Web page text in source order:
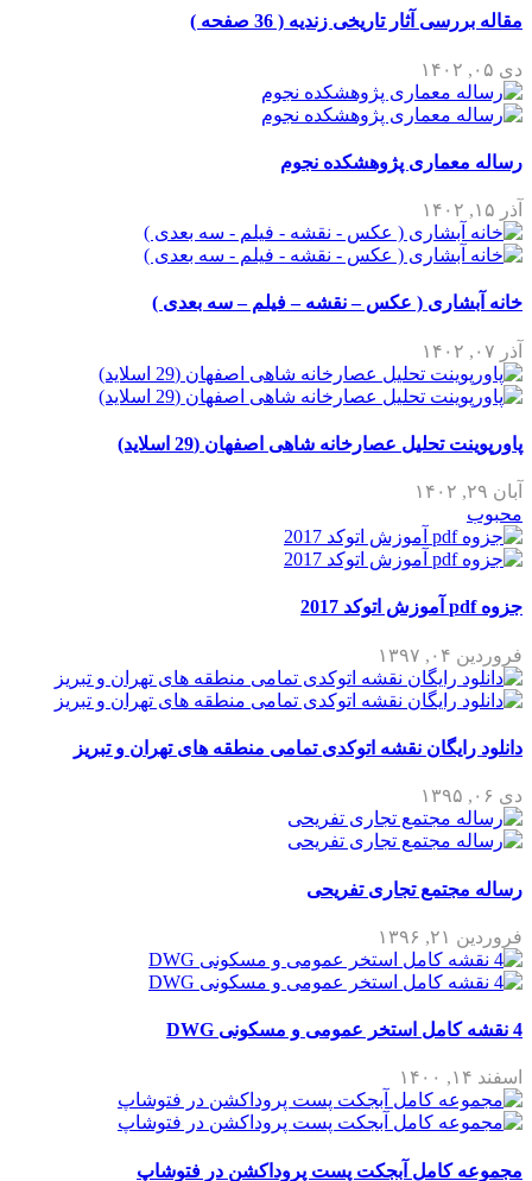
مقاله بررسی آثار تاریخی زندیه ( 36 صفحه )
دی ۰۵, ۱۴۰۲
رساله معماری پژوهشکده نجوم
آذر ۱۵, ۱۴۰۲
خانه آبشاری ( عکس – نقشه – فیلم – سه بعدی )
آذر ۰۷, ۱۴۰۲
پاورپوینت تحلیل عصارخانه شاهی اصفهان (29 اسلاید)
آبان ۲۹, ۱۴۰۲
محبوب
جزوه pdf آموزش اتوکد 2017
فروردین ۰۴, ۱۳۹۷
دانلود رایگان نقشه اتوکدی تمامی منطقه های تهران و تبریز
دی ۰۶, ۱۳۹۵
رساله مجتمع تجاری تفریحی
فروردین ۲۱, ۱۳۹۶
4 نقشه کامل استخر عمومی و مسکونی DWG
اسفند ۱۴, ۱۴۰۰
مجموعه کامل آبجکت پست پروداکشن در فتوشاپ